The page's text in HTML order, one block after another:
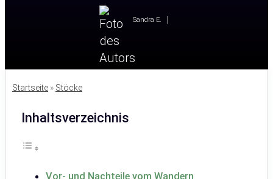
Sandra E.
Startseite » Stöcke
Inhaltsverzeichnis
Vor- und Nachteile vom Wandern